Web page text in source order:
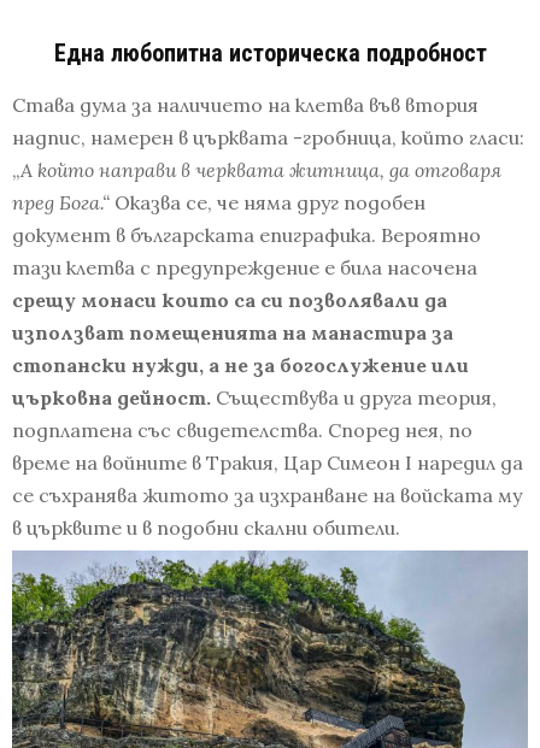
Една любопитна историческа подробност
Става дума за наличието на клетва във втория
надпис, намерен в църквата -гробница, който гласи:
„А който направи в черквата житница, да отговаря
пред Бога.“ Оказва се, че няма друг подобен
документ в българската епиграфика. Вероятно
тази клетва с предупреждение е била насочена
срещу монаси които са си позволявали да
използват помещенията на манастира за
стопански нужди, а не за богослужение или
църковна дейност. Съществува и друга теория,
подплатена със свидетелства. Според нея, по
време на войните в Тракия, Цар Симеон I наредил да
се съхранява житото за изхранване на войската му
в църквите и в подобни скални обители.